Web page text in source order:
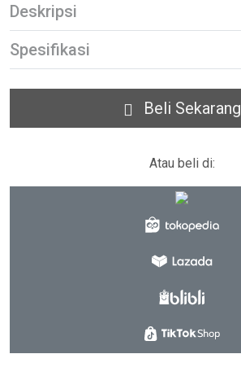
Deskripsi
Spesifikasi
Beli Sekarang
Atau beli di: